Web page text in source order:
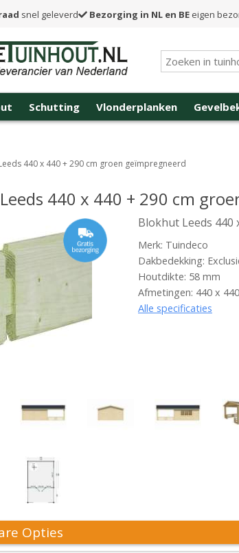
snel geleverd Bezorging in NL en BE eigen
Schutting Vlonderplanken
440 x 440 + 290 cm groen geïmpregneerd
440 x 440 + 290 cm
Blokhut Leeds 440
Merk: Tuindeco
Dakbedekking:
Houtdikte: 58 mm
Afmetingen: 440 x
Alle specificaties
Opties